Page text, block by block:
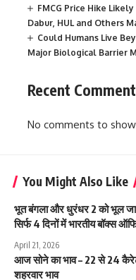
FMCG Price Hike
Dabur, HUL and Others
Could Humans Live
Major Biological Barrier
Recent
No comments to
You Might Also Like
भूत बंगला और धुरंधर 2 को भूल
सिर्फ 4 दिनों में भारतीय बॉक्स
April 21, 2026
आज सोने का भाव – 22 से 24
शहरवार भाव